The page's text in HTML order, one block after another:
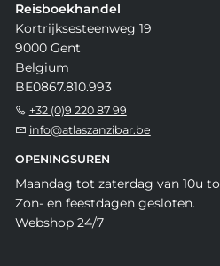
Reisboekhandel
Kortrijksesteenweg 19
9000 Gent
Belgium
BE0867.810.993
+32 (0)9 220 87 99
info@atlaszanzibar.be
OPENINGSUREN
Maandag tot zaterdag van 10u
Zon- en feestdagen gesloten.
Webshop 24/7